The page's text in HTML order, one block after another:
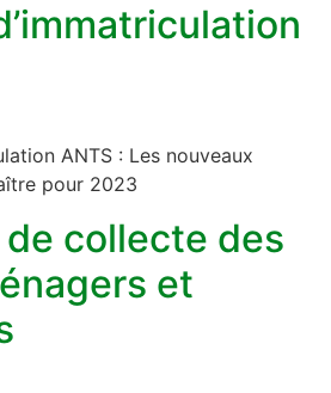
ANTS : Les nouveaux
pour 2023
collecte des
et